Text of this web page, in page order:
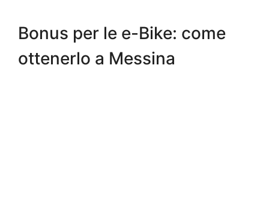
Bonus per le e-Bike: come
ottenerlo a Messina